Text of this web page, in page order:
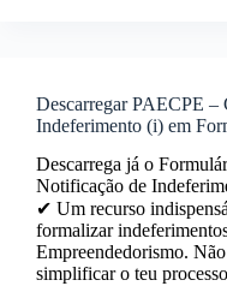
Descarregar PAECPE
Indeferimento (i) em
Descarrega já o
Notificação de
✔ Um recurso
formalizar
Empreendedorismo.
simplificar o teu